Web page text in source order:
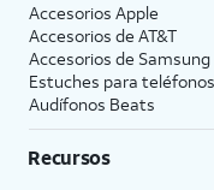
Accesorios Apple
Accesorios de AT&T
Accesorios de Samsung
Estuches para
Audífonos Beats
Recursos